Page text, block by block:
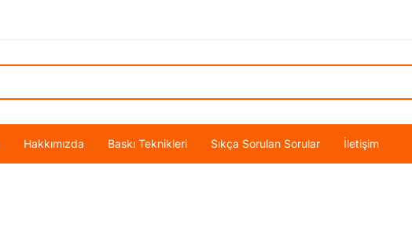
Hakkımızda Baskı Teknikleri Sıkça Sorulan Sorular İletişim